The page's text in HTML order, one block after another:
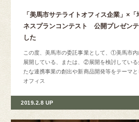
2019.2.8 UP
「美馬市サテライトオフィス企業」×
ネスプランコンテスト 公開プレゼン
した
この度、美馬市の委託事業として、①美馬市
展開している、または、②展開を検討してい
たな連携事業の創出や新商品開発等をテーマ
オフィス